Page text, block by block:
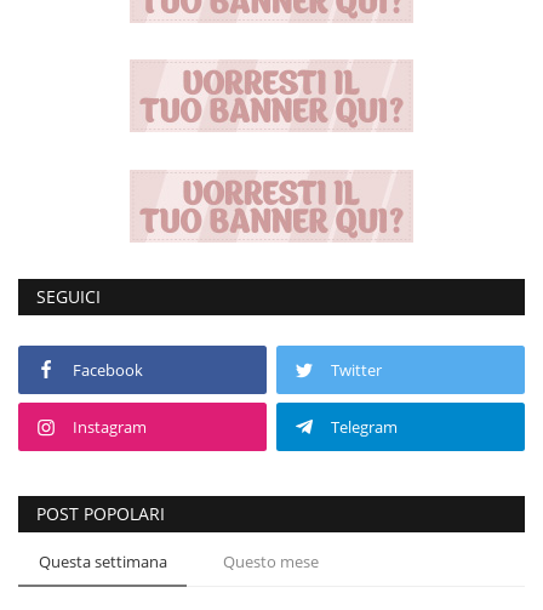
SEGUICI
Facebook Twitter
Instagram Telegram
POST POPOLARI
Questa settimana Questo mese